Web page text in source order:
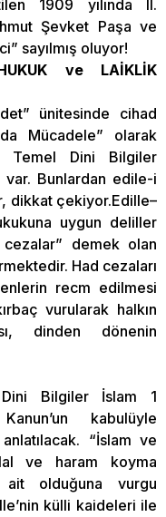
1909 yılında II.
Şevket Paşa ve
sayılmış oluyor!
ve LAİKLİK
ünitesinde cihad
Mücadele” olarak
Temel Dini Bilgiler
var. Bunlardan edile-i
dikkat çekiyor.Edille–
uygun deliller
demek olan
Had cezaları
recm edilmesi
vurularak halkın
dinden dönenin
Bilgiler İslam 1
kabulüyle
“İslam ve
ve haram koyma
olduğuna vurgu
külli kaideleri ile